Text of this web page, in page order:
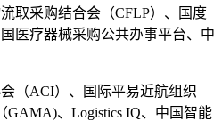
取采购结合会（CFLP）、国度
医疗器械采购公共办事平台、中
ACI）、国际平易近航组织
GAMA)、Logistics IQ、中国智能